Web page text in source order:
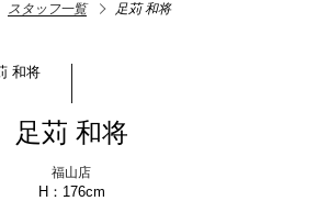
スタッフ一覧 足苅 和将
足苅 和将
福山店
176cm